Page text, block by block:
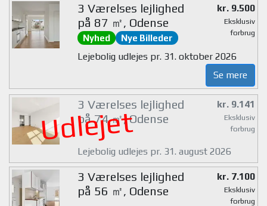
3 Værelses lejlighed
på 87 ㎡, Odense
Nyhed Nye Billeder
kr. 9.500
Eksklusiv
forbrug
Lejebolig udlejes pr. 31. oktober 2026
Se mere
Udlejet
3 Værelses lejlighed
på 74 ㎡, Odense
kr. 9.141
Eksklusiv
forbrug
Lejebolig udlejes pr. 31. august 2026
3 Værelses lejlighed
på 56 ㎡, Odense
kr. 7.100
Eksklusiv
forbrug